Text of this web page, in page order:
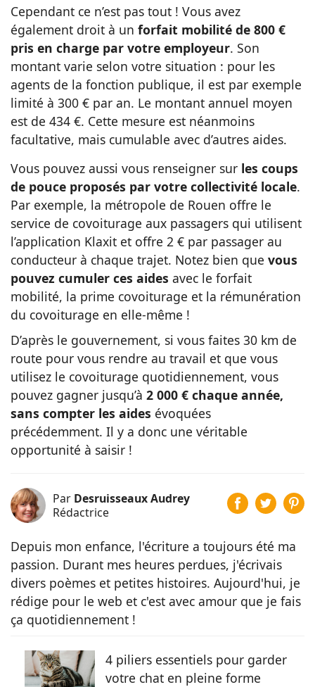
Cependant ce n’est pas tout ! Vous avez
également droit à un forfait mobilité de 800 €
pris en charge par votre employeur. Son
montant varie selon votre situation : pour les
agents de la fonction publique, il est par exemple
limité à 300 € par an. Le montant annuel moyen
est de 434 €. Cette mesure est néanmoins
facultative, mais cumulable avec d’autres aides.
Vous pouvez aussi vous renseigner sur les coups
de pouce proposés par votre collectivité locale.
Par exemple, la métropole de Rouen offre le
service de covoiturage aux passagers qui utilisent
l’application Klaxit et offre 2 € par passager au
conducteur à chaque trajet. Notez bien que vous
pouvez cumuler ces aides avec le forfait
mobilité, la prime covoiturage et la rémunération
du covoiturage en elle-même !
D’après le gouvernement, si vous faites 30 km de
route pour vous rendre au travail et que vous
utilisez le covoiturage quotidiennement, vous
pouvez gagner jusqu’à 2 000 € chaque année,
sans compter les aides évoquées
précédemment. Il y a donc une véritable
opportunité à saisir !
Par Desruisseaux Audrey
Rédactrice
Depuis mon enfance, l'écriture a toujours été ma
passion. Durant mes heures perdues, j'écrivais
divers poèmes et petites histoires. Aujourd'hui, je
rédige pour le web et c'est avec amour que je fais
ça quotidiennement !
4 piliers essentiels pour garder
votre chat en pleine forme